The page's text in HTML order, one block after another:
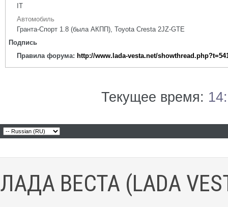
IT
Автомобиль
Гранта-Спорт 1.8 (была АКПП), Toyota Cresta 2JZ-GTE
Подпись
Правила форума: http://www.lada-vesta.net/
Текущее время:
ЛАДА ВЕСТА (LADA